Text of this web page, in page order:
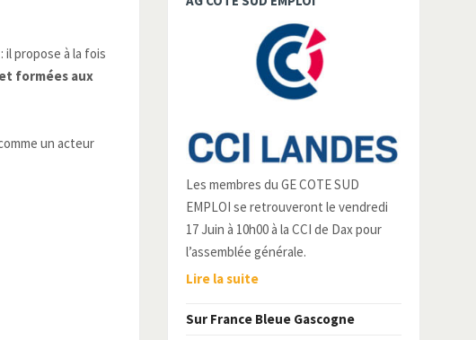
il propose à la fois
formées aux
un acteur
Les membres du GE COTE SUD
EMPLOI se retrouveront le vendredi
17 Juin à 10h00 à la CCI de Dax pour
l’assemblée générale.
Lire la suite
Sur France Bleue Gascogne